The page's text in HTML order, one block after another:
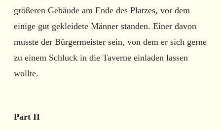
größeren Gebäude am Ende des Platzes, vor dem
einige gut gekleidete Männer standen. Einer davon
musste der Bürgermeister sein, von dem er sich gerne
zu einem Schluck in die Taverne einladen lassen
wollte.
Part II